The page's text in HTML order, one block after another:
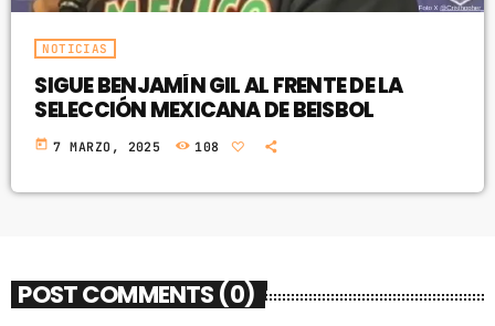
NOTICIAS
SIGUE BENJAMÍN GIL AL FRENTE DE LA
SELECCIÓN MEXICANA DE BEISBOL
today 7 MARZO, 2025 108
POST COMMENTS (0)